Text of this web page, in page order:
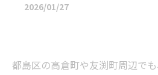
2026/01/27
都島区の高倉町や友渕町周辺で